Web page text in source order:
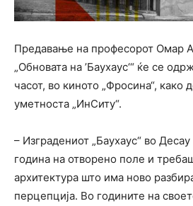
Предавање на професорот Омар
„Обновата на ’Баухаус‘“ ќе се
часот, во киното „Фросина“, како
уметноста „ИнСиту“.
– Изградениот „Баухаус“ во
година на отворено поле и
архитектура што има ново
перцепција. Во годините на